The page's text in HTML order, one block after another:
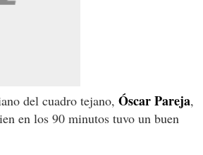
del cuadro tejano, Óscar Pareja,
en los 90 minutos tuvo un buen